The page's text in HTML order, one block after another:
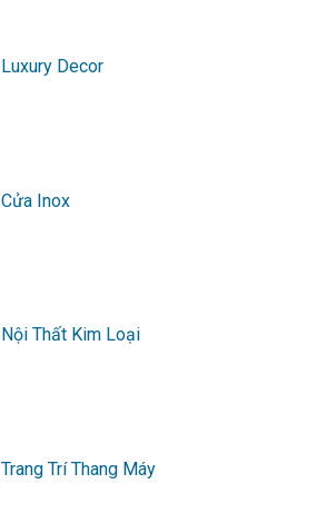
Luxury Decor
Cửa Inox
Nội Thất Kim Loại
Trang Trí Thang Máy